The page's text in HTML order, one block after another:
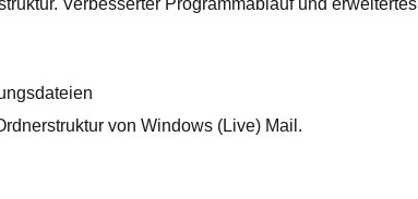
Verbesserter Programmablauf und erweitertes
von Windows (Live) Mail.